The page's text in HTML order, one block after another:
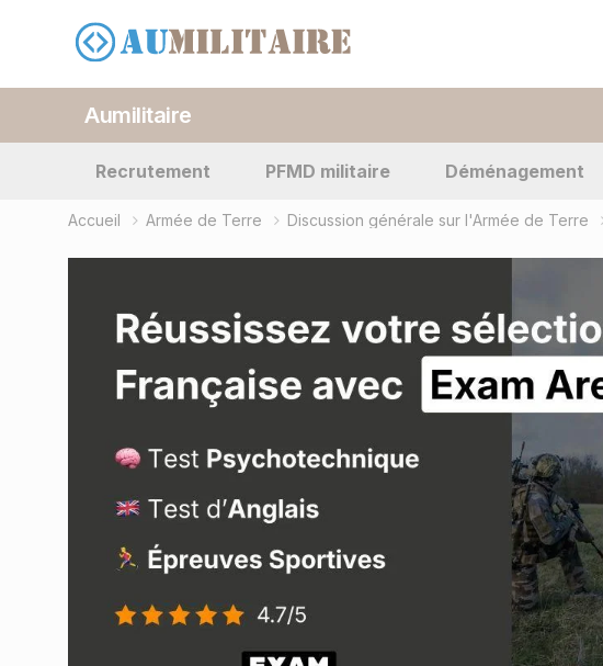
Aumilitaire
Recrutement PFMD militaire Déménagement
Accueil Armée de Terre Discussion générale sur l'Armée de Terre